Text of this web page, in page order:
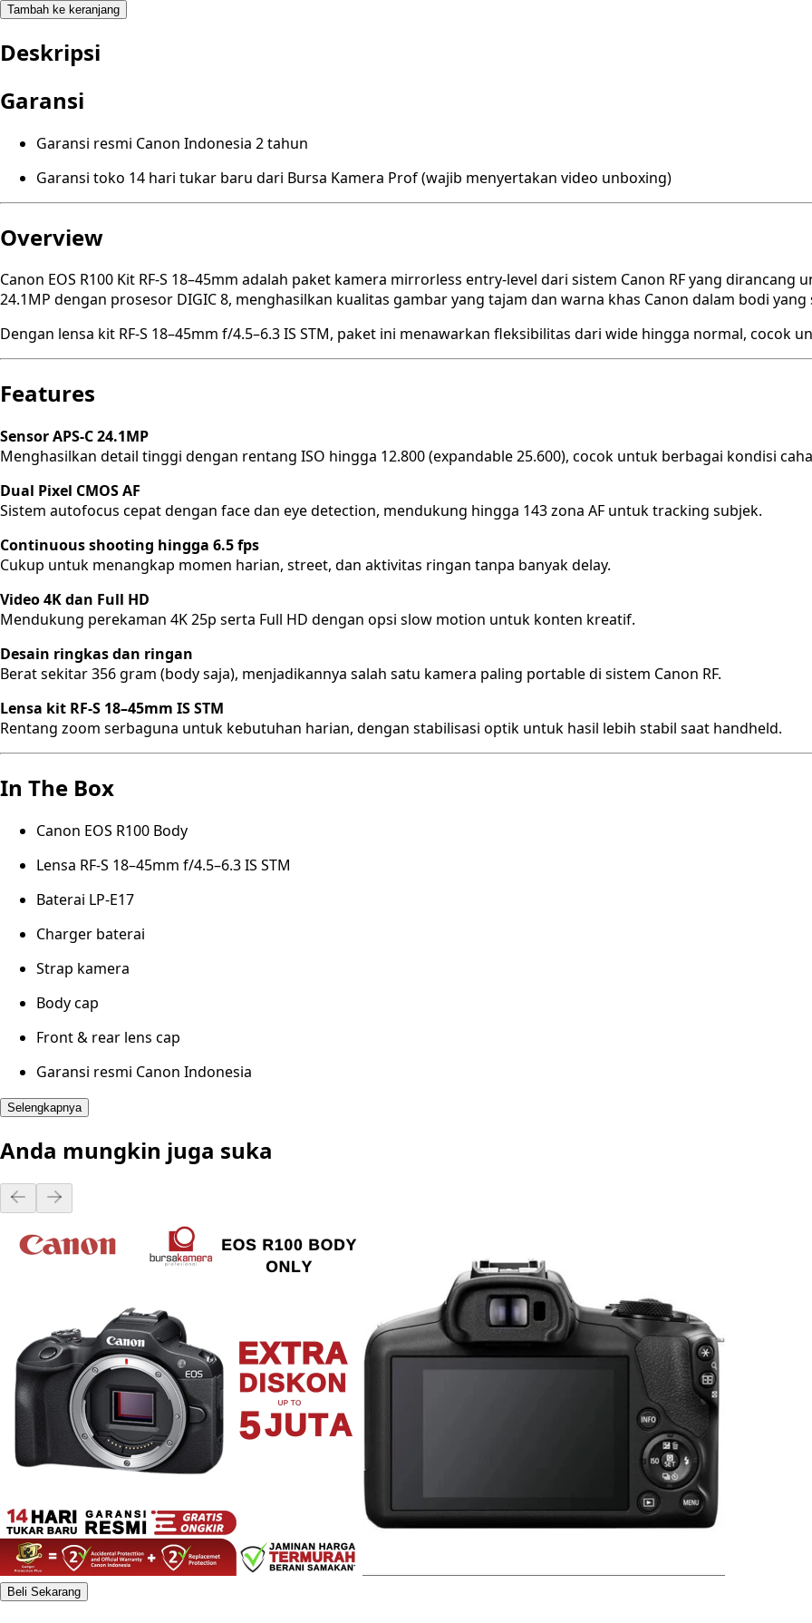
Tambah ke keranjang
Deskripsi
Garansi
Garansi resmi Canon Indonesia 2 tahun
Garansi toko 14 hari tukar baru dari Bursa Kamera Prof (wajib menyertakan video unboxing)
Overview
Canon EOS R100 Kit RF-S 18–45mm adalah paket kamera mirrorless entry-level dari sistem Canon RF yang
24.1MP dengan prosesor DIGIC 8, menghasilkan kualitas gambar yang tajam dan warna khas Canon dalam bodi
Dengan lensa kit RF-S 18–45mm f/4.5–6.3 IS STM, paket ini menawarkan fleksibilitas dari wide hingga normal,
Features
Sensor APS-C 24.1MP
Menghasilkan detail tinggi dengan rentang ISO hingga 12.800 (expandable 25.600), cocok untuk berbagai kondisi
Dual Pixel CMOS AF
Sistem autofocus cepat dengan face dan eye detection, mendukung hingga 143 zona AF untuk tracking subjek.
Continuous shooting hingga 6.5 fps
Cukup untuk menangkap momen harian, street, dan aktivitas ringan tanpa banyak delay.
Video 4K dan Full HD
Mendukung perekaman 4K 25p serta Full HD dengan opsi slow motion untuk konten kreatif.
Desain ringkas dan ringan
Berat sekitar 356 gram (body saja), menjadikannya salah satu kamera paling portable di sistem Canon RF.
Lensa kit RF-S 18–45mm IS STM
Rentang zoom serbaguna untuk kebutuhan harian, dengan stabilisasi optik untuk hasil lebih stabil saat handheld.
In The Box
Canon EOS R100 Body
Lensa RF-S 18–45mm f/4.5–6.3 IS STM
Baterai LP-E17
Charger baterai
Strap kamera
Body cap
Front & rear lens cap
Garansi resmi Canon Indonesia
Selengkapnya
Anda mungkin juga suka
Beli Sekarang